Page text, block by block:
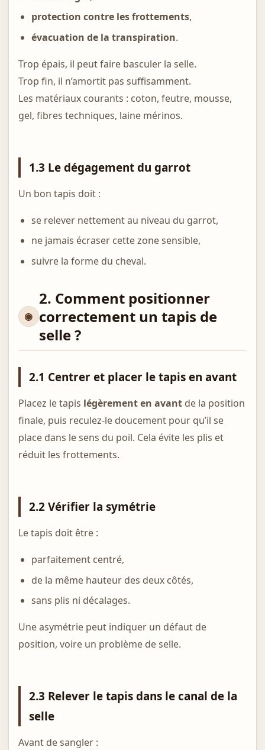
protection contre les frottements,
évacuation de la transpiration.
Trop épais, il peut faire basculer la selle.
Trop fin, il n’amortit pas suffisamment.
Les matériaux courants : coton, feutre, mousse,
gel, fibres techniques, laine mérinos.
1.3 Le dégagement du garrot
Un bon tapis doit :
se relever nettement au niveau du garrot,
ne jamais écraser cette zone sensible,
suivre la forme du cheval.
2. Comment positionner
correctement un tapis de
selle ?
2.1 Centrer et placer le tapis en avant
Placez le tapis légèrement en avantde la position
finale, puis reculez-le doucement pour qu’il se
place dans le sens du poil. Cela évite les plis et
réduit les frottements.
2.2 Vérifier la symétrie
Le tapis doit être :
parfaitement centré,
de la même hauteur des deux côtés,
sans plis ni décalages.
Une asymétrie peut indiquer un défaut de
position, voire un problème de selle.
2.3 Relever le tapis dans le canal de la
selle
Avant de sangler :